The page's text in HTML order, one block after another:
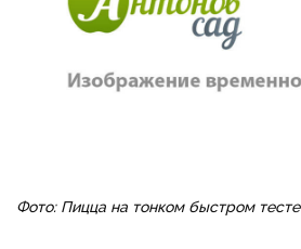
Фото: Пицца на тонком быстром тесте